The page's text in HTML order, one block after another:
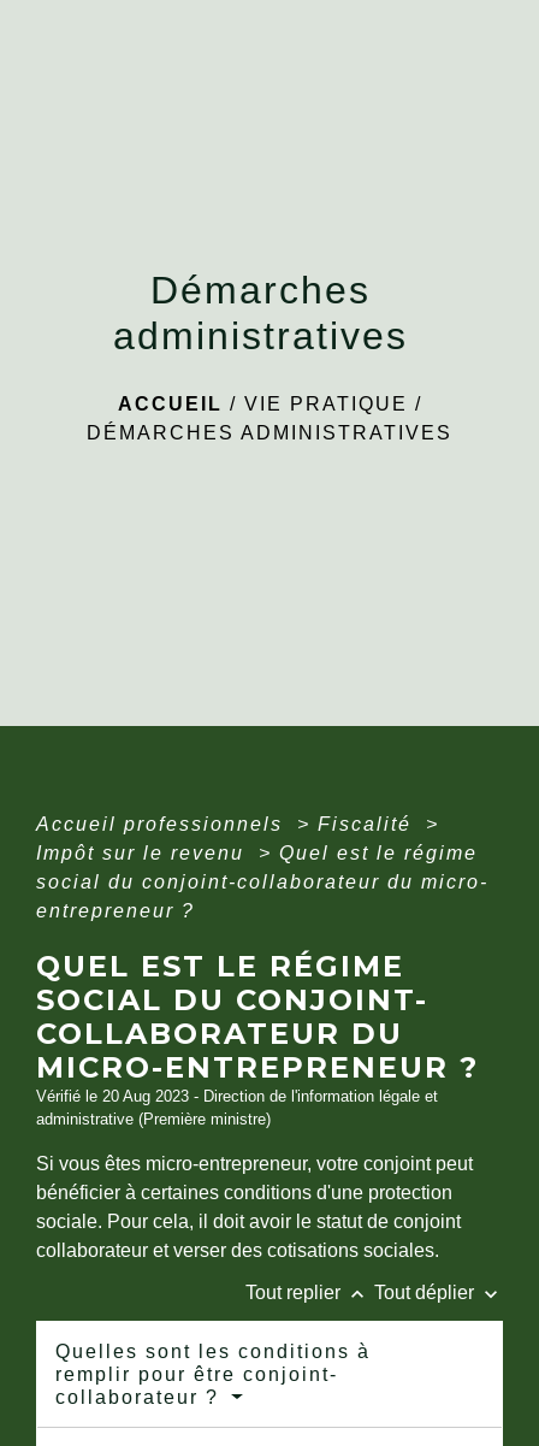
Démarches
administratives
ACCUEIL / VIE PRATIQUE /
DÉMARCHES ADMINISTRATIVES
Accueil professionnels > Fiscalité
>
Impôt sur le revenu
> Quel est le régime
social du conjoint-collaborateur du micro-
entrepreneur ?
QUEL EST LE RÉGIME
SOCIAL DU CONJOINT-
COLLABORATEUR DU
MICRO-ENTREPRENEUR ?
Vérifié le 20 Aug 2023 - Direction de l'information légale et
administrative (Première ministre)
Si vous êtes micro-entrepreneur, votre conjoint peut
bénéficier à certaines conditions d'une protection
sociale. Pour cela, il doit avoir le statut de conjoint
collaborateur et verser des cotisations sociales.
Tout replier keyboard_arrow_up Tout déplier keyboard_arrow_down
Quelles sont les conditions à
remplir pour être conjoint-
collaborateur ?